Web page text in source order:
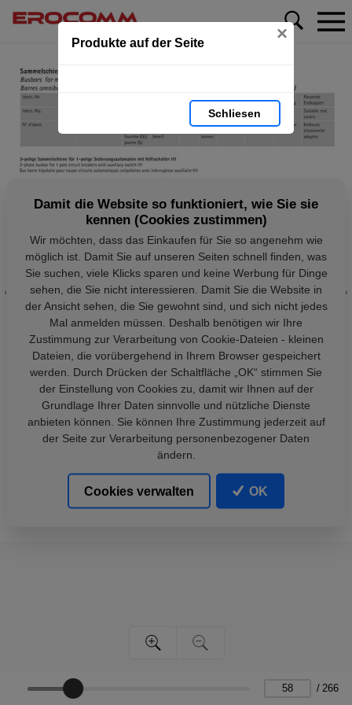
Produkte auf der Seite ×
Schliesen
/ 266
Damit die Website so funktioniert, wie Sie sie
kennen (Cookies zustimmen)
Wir möchten, dass das Einkaufen für Sie so angenehm wie
möglich ist. Damit Sie auf unseren Seiten schnell finden, was
Sie suchen, viele Klicks sparen und keine Werbung für Dinge
sehen, die Sie nicht interessieren. Damit Sie die Website in
der Ansicht sehen, die Sie gewohnt sind, und sich nicht jedes
Mal anmelden müssen. Deshalb benötigen wir Ihre
Zustimmung zur Verarbeitung von Cookie-Dateien - kleinen
Dateien, die vorübergehend in Ihrem Browser gespeichert
werden. Durch Drücken der Schaltfläche „OK“ stimmen Sie
der Einstellung von Cookies zu, damit wir Ihnen auf der
Grundlage Ihrer Daten sinnvolle und nützliche Dienste
anbieten können. Sie können Ihre Zustimmung jederzeit auf
der Seite zur Verarbeitung personenbezogener Daten
ändern.
Cookies verwalten OK